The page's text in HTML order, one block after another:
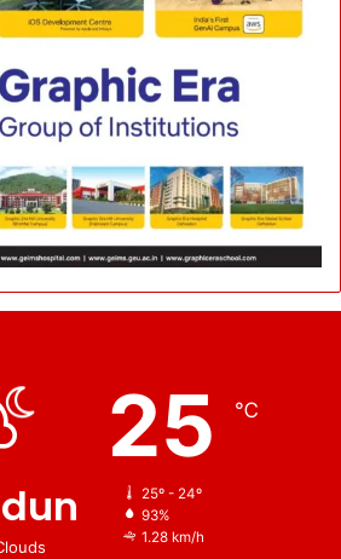
25 ℃
25º - 24º
93%
1.28 km/h